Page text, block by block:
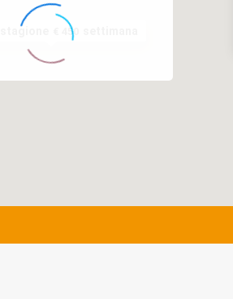
€ 450